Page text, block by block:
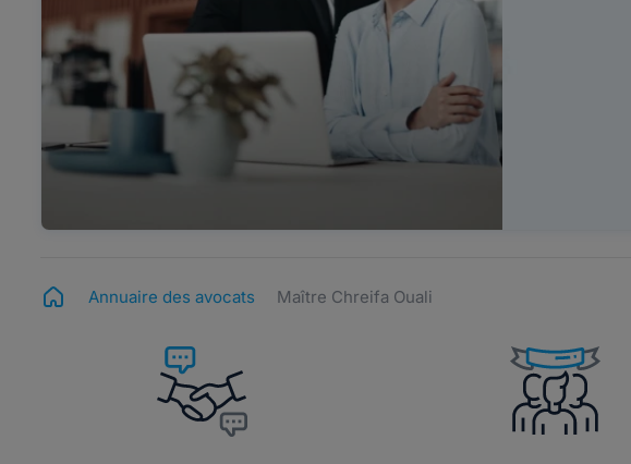
Annuaire des avocats Maître Chreifa Ouali